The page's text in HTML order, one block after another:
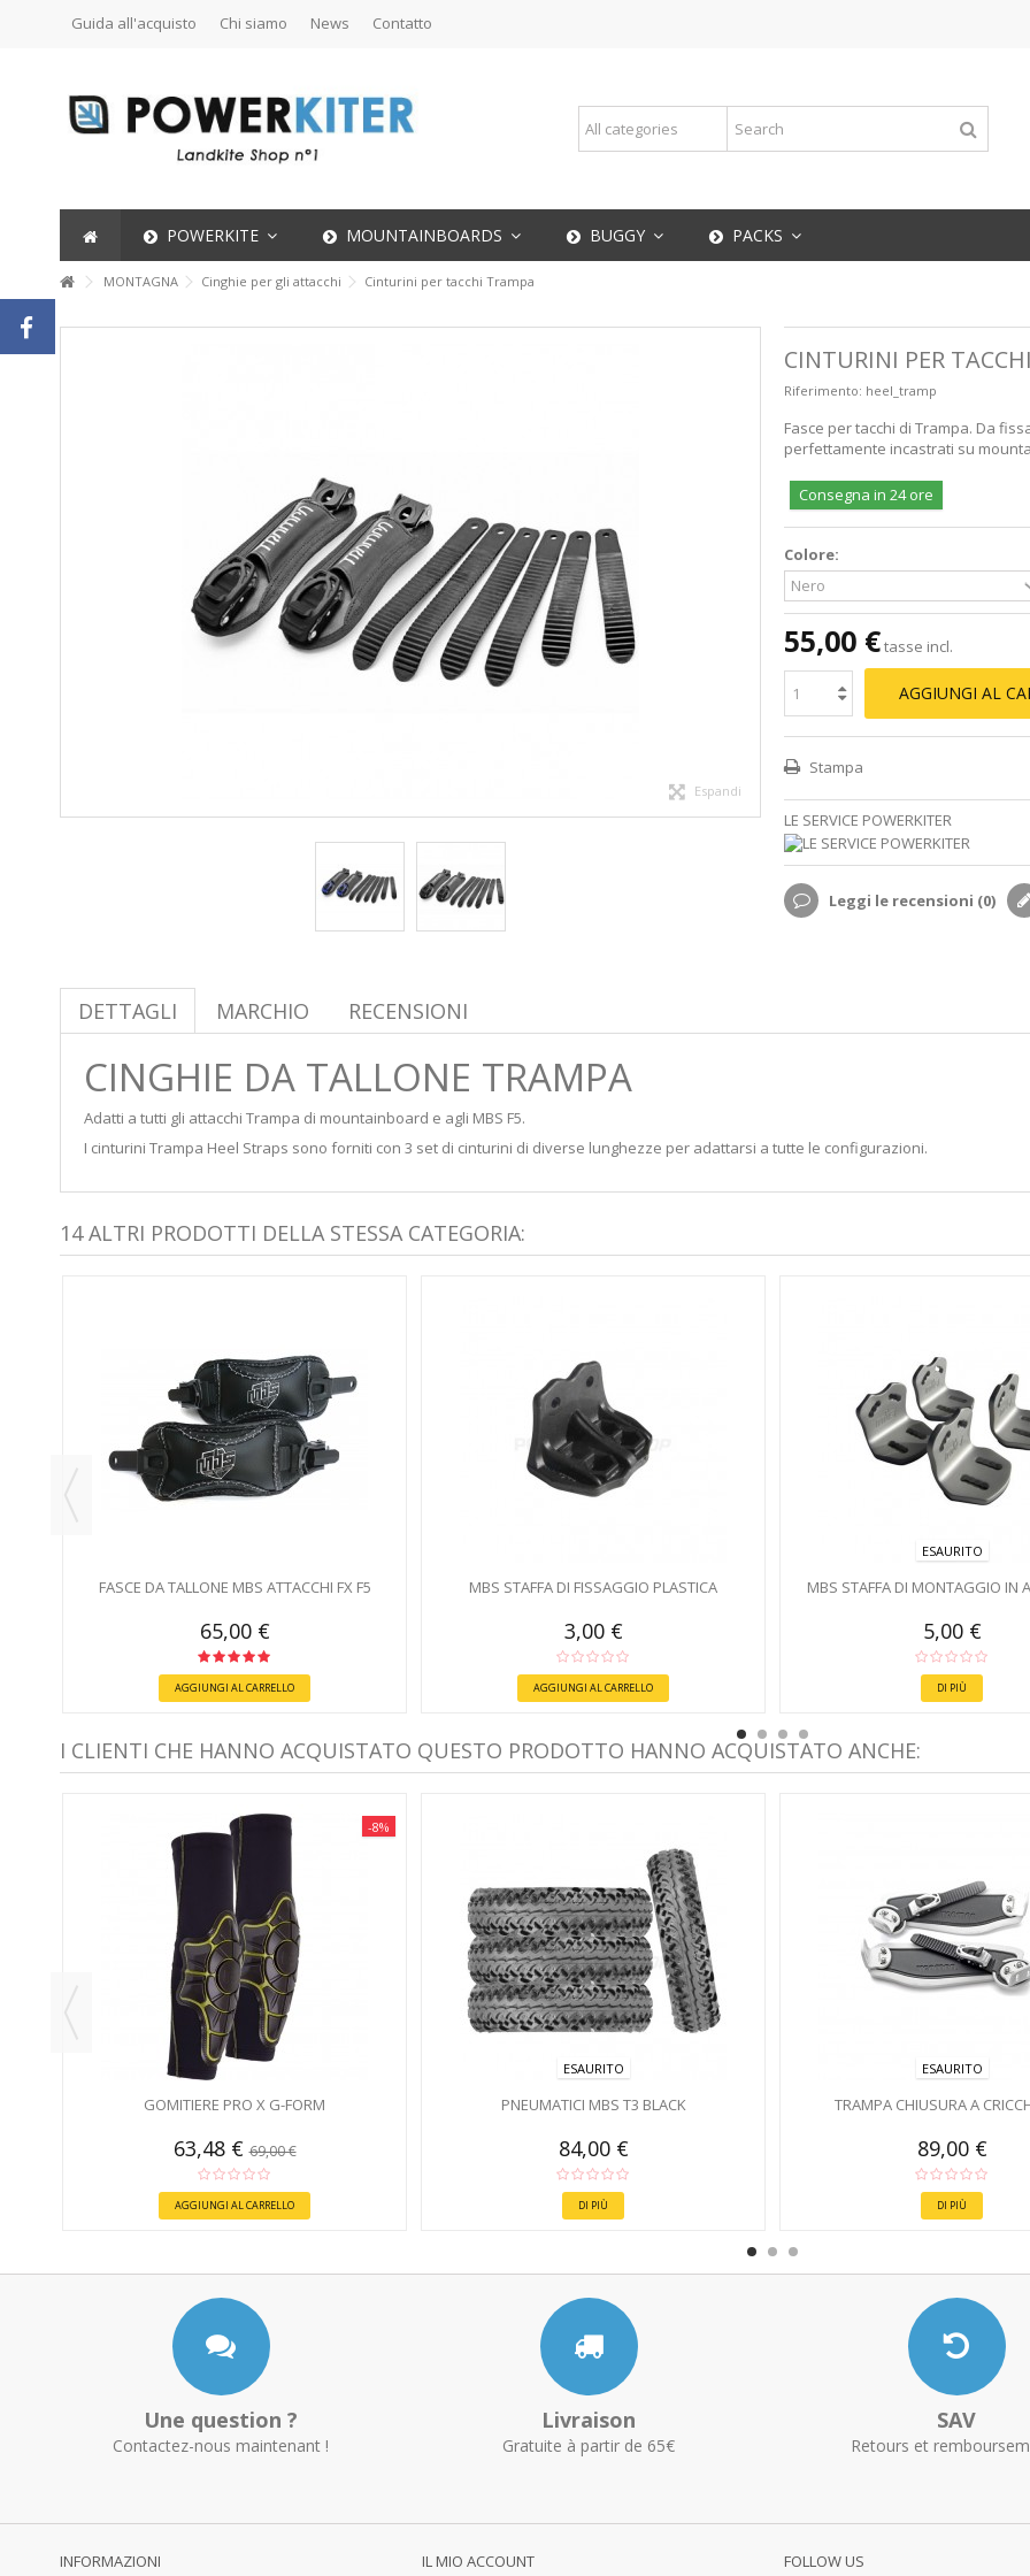
Guida all'acquisto Chi siamo News Contatto
POWERKITE MOUNTAINBOARDS BUGGY PACKS
MONTAGNA Cinghie per gli attacchi Cinturini per tacchi Trampa
Espandi
CINTURINI PER
Riferimento: heel_tramp
Fasce per tacchi di Trampa. Da
perfettamente incastrati su
Consegna in 24 ore
Colore:
55,00 €tasse incl.
AGGIUNGI AL
Stampa
LE SERVICE POWERKITER
Leggi le recensioni (0)
DETTAGLI MARCHIO RECENSIONI
CINGHIE DA TALLONE TRAMPA
Adatti a tutti gli attacchi Trampa di mountainboard e agli MBS F5.
I cinturini Trampa Heel Straps sono forniti con 3 set di cinturini di diverse lunghezze per adattarsi a tutte le configurazioni.
14 ALTRI PRODOTTI DELLA STESSA CATEGORIA:
FASCE DA TALLONE MBS ATTACCHI FX F5
65,00 €
AGGIUNGI AL CARRELLO
MBS STAFFA DI FISSAGGIO PLASTICA
3,00 €
AGGIUNGI AL CARRELLO
ESAURITO
MBS STAFFA DI MONTAGGIO IN
5,00 €
DI PIÙ
I CLIENTI CHE HANNO ACQUISTATO QUESTO PRODOTTO HANNO ACQUISTATO ANCHE:
-8%
GOMITIERE PRO X G-FORM
63,48 €69,00 €
AGGIUNGI AL CARRELLO
ESAURITO
PNEUMATICI MBS T3 BLACK
84,00 €
DI PIÙ
ESAURITO
TRAMPA CHIUSURA A
89,00 €
DI PIÙ
Une question ?
Contactez-nous maintenant !
Livraison
Gratuite à partir de 65€
SAV
Retours et
INFORMAZIONI IL MIO ACCOUNT FOLLOW US